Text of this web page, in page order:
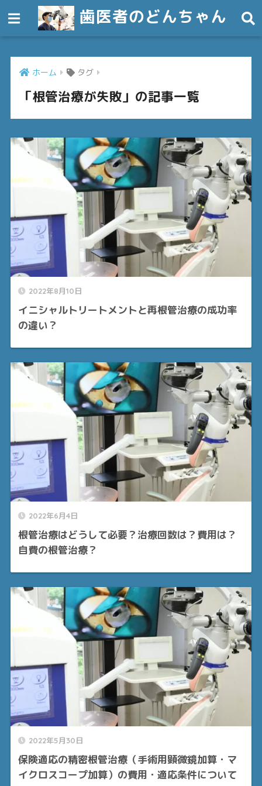
歯医者のどんちゃん
ホーム タグ
「根管治療が失敗」の記事一覧
2022年8月10日
イニシャルトリートメントと再根管治療の成功率
の違い？
2022年6月4日
根管治療はどうして必要？治療回数は？費用は？
自費の根管治療？
2022年5月30日
保険適応の精密根管治療（手術用顕微鏡加算・マ
イクロスコープ加算）の費用・適応条件について